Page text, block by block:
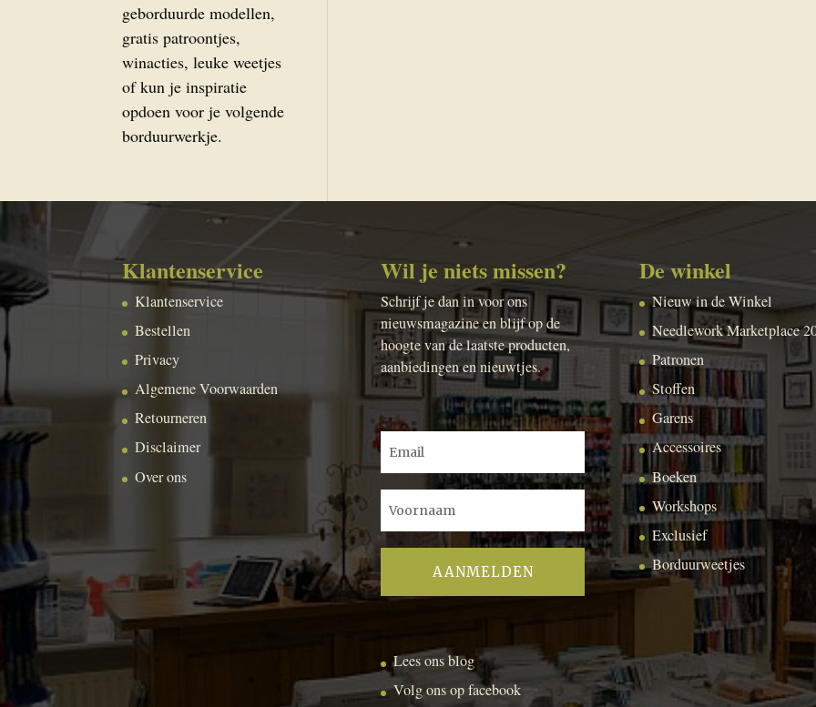
geborduurde modellen,
gratis patroontjes,
winacties, leuke weetjes
of kun je inspiratie
opdoen voor je volgende
borduurwerkje.
Klantenservice
Klantenservice
Bestellen
Privacy
Algemene Voorwaarden
Retourneren
Disclaimer
Over ons
Wil je niets missen?
Schrijf je dan in voor ons
nieuwsmagazine en blijf op de
hoogte van de laatste producten,
aanbiedingen en nieuwtjes.
Lees ons blog
Volg ons op facebook
De winkel
Nieuw in de Winkel
Needlework Marketplace
Patronen
Stoffen
Garens
Accessoires
Boeken
Workshops
Exclusief
Borduurweetjes